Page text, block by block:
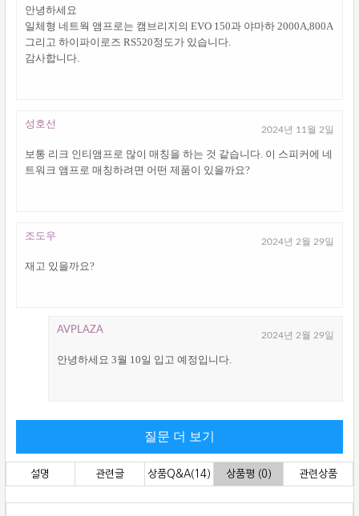
안녕하세요
일체형 네트웍 앰프로는 캠브리지의 EVO 150과 야마하 2000A,800A
그리고 하이파이로즈 RS520정도가 있습니다.
감사합니다.
성호선 2024년 11월 2일
보통 리크 인티앰프로 많이 매칭을 하는 것 같습니다. 이 스피커에 네
트워크 앰프로 매칭하려면 어떤 제품이 있을까요?
조도우 2024년 2월 29일
재고 있을까요?
AVPLAZA 2024년 2월 29일
안녕하세요 3월 10일 입고 예정입니다.
설명 관련글 상품Q&A(14) 상품평 (0) 관련상품